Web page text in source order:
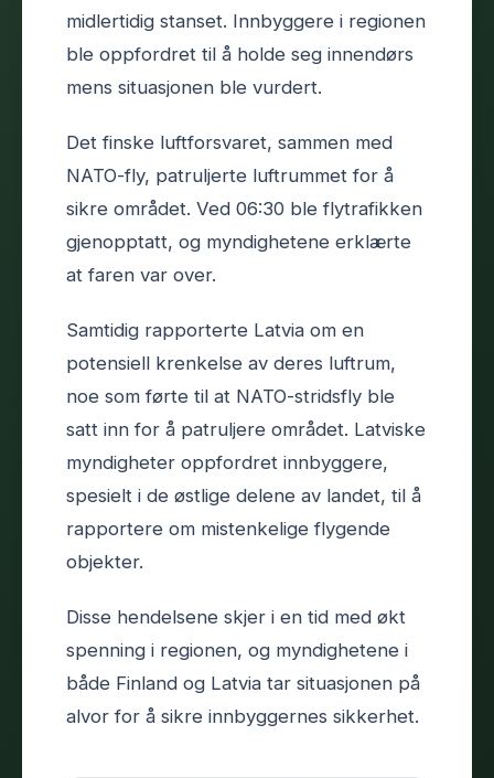
midlertidig stanset. Innbyggere i regionen
ble oppfordret til å holde seg innendørs
mens situasjonen ble vurdert.
Det finske luftforsvaret, sammen med
NATO-fly, patruljerte luftrummet for å
sikre området. Ved 06:30 ble flytrafikken
gjenopptatt, og myndighetene erklærte
at faren var over.
Samtidig rapporterte Latvia om en
potensiell krenkelse av deres luftrum,
noe som førte til at NATO-stridsfly ble
satt inn for å patruljere området. Latviske
myndigheter oppfordret innbyggere,
spesielt i de østlige delene av landet, til å
rapportere om mistenkelige flygende
objekter.
Disse hendelsene skjer i en tid med økt
spenning i regionen, og myndighetene i
både Finland og Latvia tar situasjonen på
alvor for å sikre innbyggernes sikkerhet.